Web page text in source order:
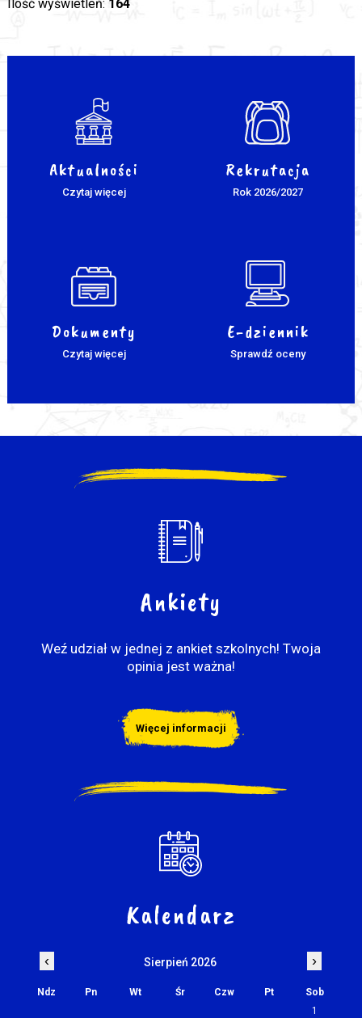
Ilość wyświetleń: 164
Aktualności
Czytaj więcej
Rekrutacja
Rok 2026/2027
Dokumenty
Czytaj więcej
E-dziennik
Sprawdź oceny
Ankiety
Weź udział w jednej z ankiet szkolnych! Twoja
opinia jest ważna!
Więcej informacji
Kalendarz
‹ Sierpień 2026 ›
Ndz Pn Wt Śr Czw Pt
Sob
1